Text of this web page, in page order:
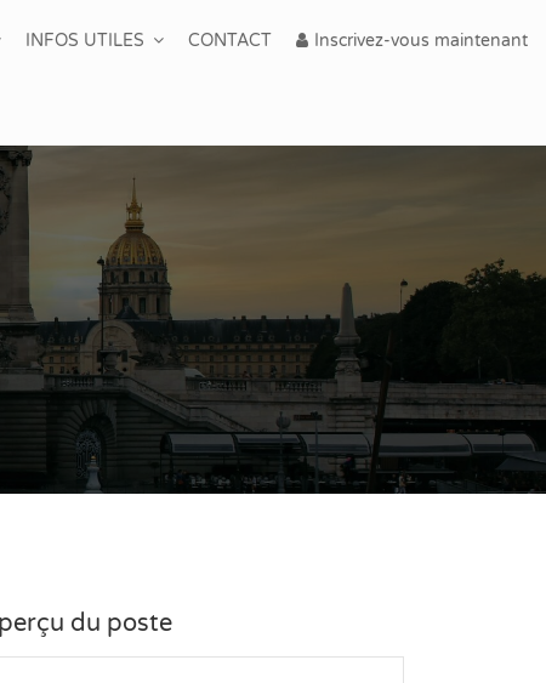
Inscrivez-vous maintenant
INFOS UTILES CONTACT
du poste